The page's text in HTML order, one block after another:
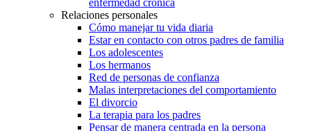
Relaciones personales
Cómo manejar tu vida diaria
Estar en contacto con otros padres de familia
Los adolescentes
Los hermanos
Red de personas de confianza
Malas interpretaciones del comportamiento
El divorcio
La terapia para los padres
Pensar de manera centrada en la persona